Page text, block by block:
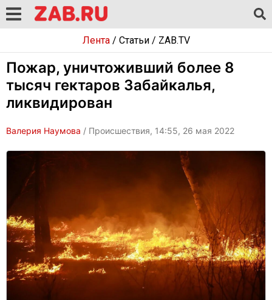
Лента/ Статьи/ ZAB.TV
Пожар, уничтоживший более 8
тысяч гектаров Забайкалья,
ликвидирован
Валерия Наумова / Происшествия, 14:55, 26 мая 2022